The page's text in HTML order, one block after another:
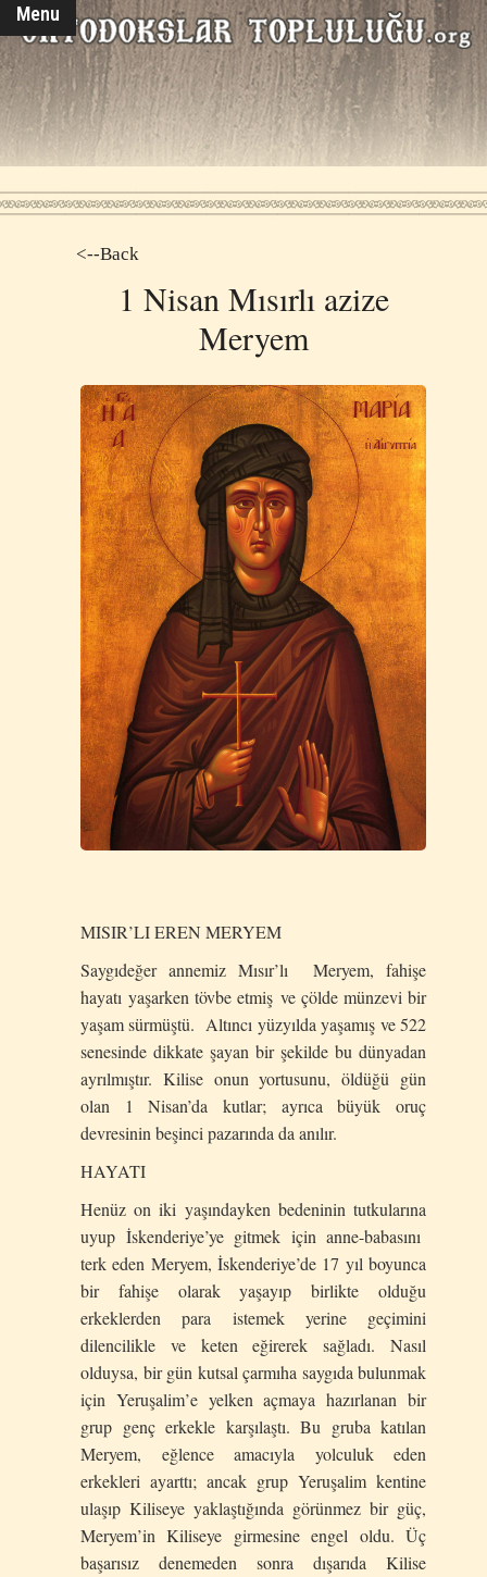
Menu
<--Back
1 Nisan Μısırlı azize
Meryem
MISIR’LIEREN MERYEM
Saygıdeğer annemiz Mısır’lı Meryem, fahişe
hayatı yaşarken tövbe etmiş ve çölde münzevi bir
yaşam sürmüştü. Altıncı yüzyılda yaşamış ve 522
senesinde dikkate şayan bir şekilde bu dünyadan
ayrılmıştır. Kilise onun yortusunu, öldüğü gün
olan 1 Nisan’da kutlar; ayrıca büyük oruç
devresinin beşinci pazarında da anılır.
HAYATI
Henüz on iki yaşındayken bedeninin tutkularına
uyup İskenderiye’ye gitmek için anne-babasını
terk eden Meryem, İskenderiye’de 17 yıl boyunca
bir fahişe olarak yaşayıp birlikte olduğu
erkeklerden para istemek yerine geçimini
dilencilikle ve keten eğirerek sağladı. Nasıl
olduysa, bir gün kutsal çarmıha saygıda bulunmak
için Yeruşalim’e yelken açmaya hazırlanan bir
grup genç erkekle karşılaştı. Bu gruba katılan
Meryem, eğlence amacıyla yolculuk eden
erkekleri ayarttı; ancak grup Yeruşalim kentine
ulaşıp Kiliseye yaklaştığında görünmez bir güç,
Meryem’in Kiliseye girmesine engel oldu. Üç
başarısız denemeden sonra dışarıda Kilise